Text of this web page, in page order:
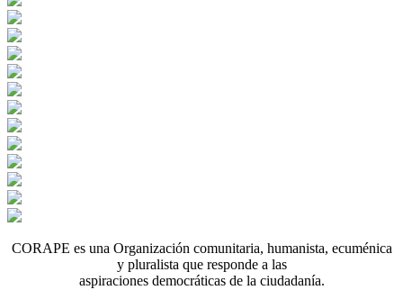
CORAPE es una Organización comunitaria, humanista, ecuménica
y pluralista que responde a las
aspiraciones democráticas de la ciudadanía.